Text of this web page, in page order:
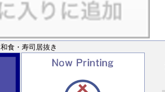
和食・寿司居抜き